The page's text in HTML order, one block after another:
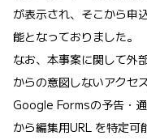
が表示され、そこから申
能となっておりました。
なお、本事案に関して外
からの意図しないアクセ
Google Formsの予告・
から編集用URL を特定